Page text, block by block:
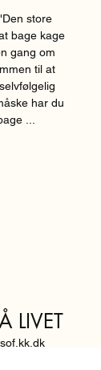
store
bage kage
gang om
til at
har du
...
LIVET